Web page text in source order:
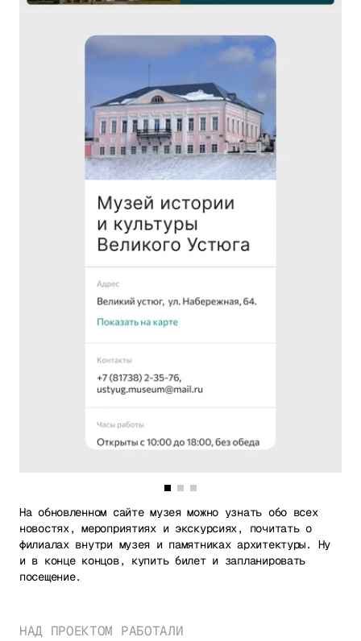
На обновленном сайте музея можно узнать обо всех
новостях, мероприятиях и экскурсиях, почитать о
филиалах внутри музея и памятниках архитектуры. Ну
и в конце концов, купить билет и запланировать
посещение.
НАД ПРОЕКТОМ РАБОТАЛИ